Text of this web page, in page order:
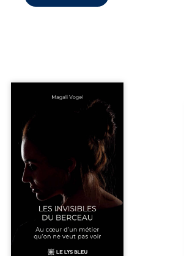
Qui prend soin de celles et
ceux auxquels nous confions
nos enfants ? Derrière la
douceur apparente des
maisons d’accueil se joue une
réalité que nul ne soupçonne :
rémunérations dérisoires,
solitude, épuisement,
responsabilités écrasantes… À
travers des témoignages
saisissants et sa propre
expérience, Magali Vogel lève
le voile sur les coulisses d’une ...